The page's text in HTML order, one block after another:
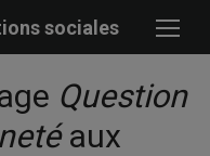
sociales
Question
aux